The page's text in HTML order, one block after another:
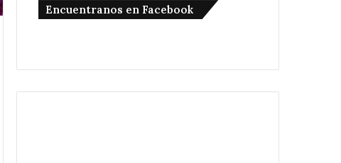
Encuentranos en Facebook